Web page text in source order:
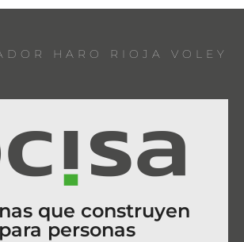
HARO RIOJA VOLEY
que construyen
para personas